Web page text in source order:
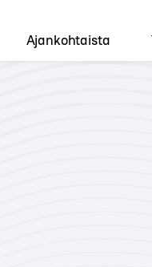
Ajankohtaista